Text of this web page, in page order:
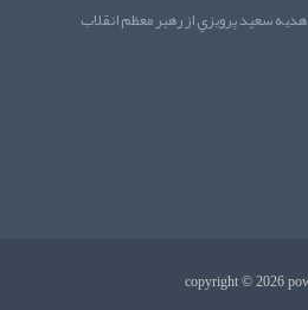
هديه‌‌ سعيد پرويزي از رهبر معظم انقلاب
copyright © 2026